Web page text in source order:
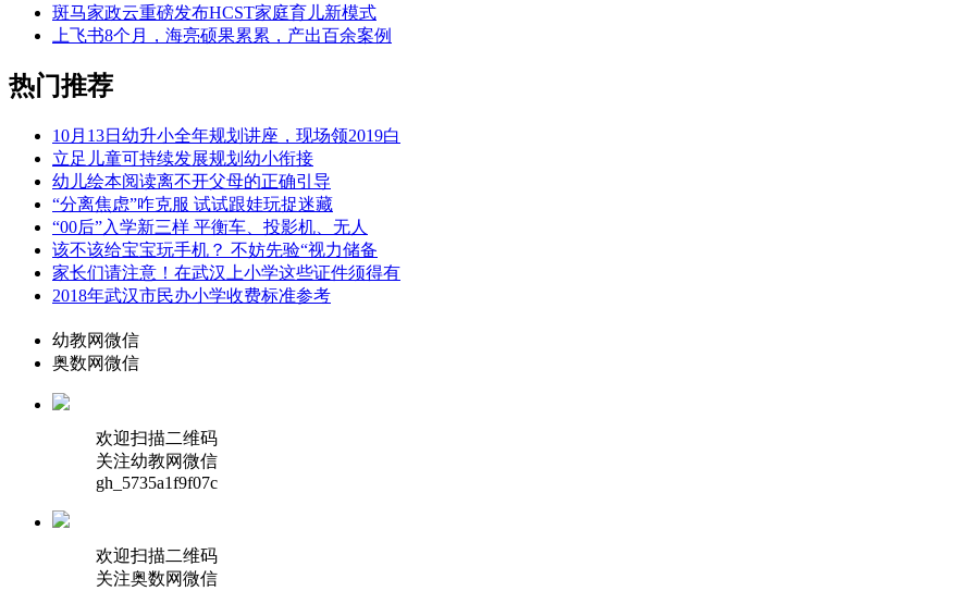
斑马家政云重磅发布HCST家庭育儿新模式
上飞书8个月，海亮硕果累累，产出百余案例
热门推荐
10月13日幼升小全年规划讲座，现场领2019白
立足儿童可持续发展规划幼小衔接
幼儿绘本阅读离不开父母的正确引导
“分离焦虑”咋克服 试试跟娃玩捉迷藏
“00后”入学新三样 平衡车、投影机、无人
该不该给宝宝玩手机？ 不妨先验“视力储备
家长们请注意！在武汉上小学这些证件须得有
2018年武汉市民办小学收费标准参考
幼教网微信
奥数网微信
欢迎扫描二维码
关注幼教网微信
gh_5735a1f9f07c
欢迎扫描二维码
关注奥数网微信